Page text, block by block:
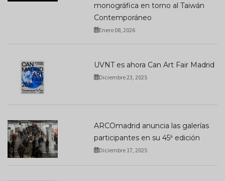
monográfica en torno al Taiwán
Contemporáneo
Enero 08, 2026
UVNT es ahora Can Art Fair Madrid
Diciembre 23, 2025
ARCOmadrid anuncia las galerías
participantes en su 45ª edición
Diciembre 17, 2025